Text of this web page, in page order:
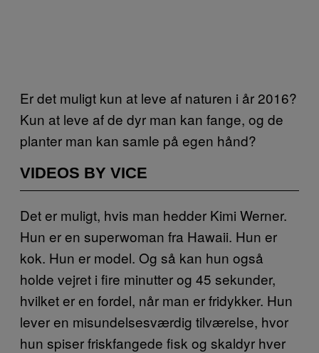
Er det muligt kun at leve af naturen i år 2016?
Kun at leve af de dyr man kan fange, og de
planter man kan samle på egen hånd?
VIDEOS BY VICE
Det er muligt, hvis man hedder Kimi Werner.
Hun er en superwoman fra Hawaii. Hun er
kok. Hun er model. Og så kan hun også
holde vejret i fire minutter og 45 sekunder,
hvilket er en fordel, når man er fridykker. Hun
lever en misundelsesværdig tilværelse, hvor
hun spiser friskfangede fisk og skaldyr hver